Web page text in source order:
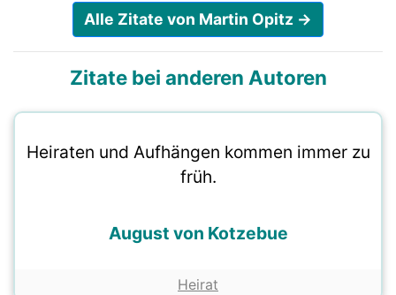
Alle Zitate von Martin Opitz →
Zitate bei anderen Autoren
Heiraten und Aufhängen kommen immer zu
früh.
August von Kotzebue
Heirat